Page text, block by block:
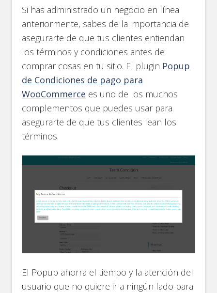
Si has administrado un negocio en línea
anteriormente, sabes de la importancia de
asegurarte de que tus clientes entiendan
los términos y condiciones antes de
comprar cosas en tu sitio. El plugin Popup
de Condiciones de pago para
WooCommerce es uno de los muchos
complementos que puedes usar para
asegurarte de que tus clientes lean los
términos.
El Popup ahorra el tiempo y la atención del
usuario que no quiere ir a ningún lado para